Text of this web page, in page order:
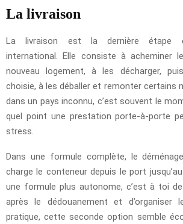
La livraison
La livraison est la dernière étape
international. Elle consiste à acheminer
nouveau logement, à les décharger,
choisie, à les déballer et remonter certains
dans un pays inconnu, c’est souvent le
quel point une prestation porte-à-porte
stress.
Dans une formule complète, le
charge le conteneur depuis le port
une formule plus autonome, c’est à toi
après le dédouanement et d’organiser
pratique, cette seconde option semble